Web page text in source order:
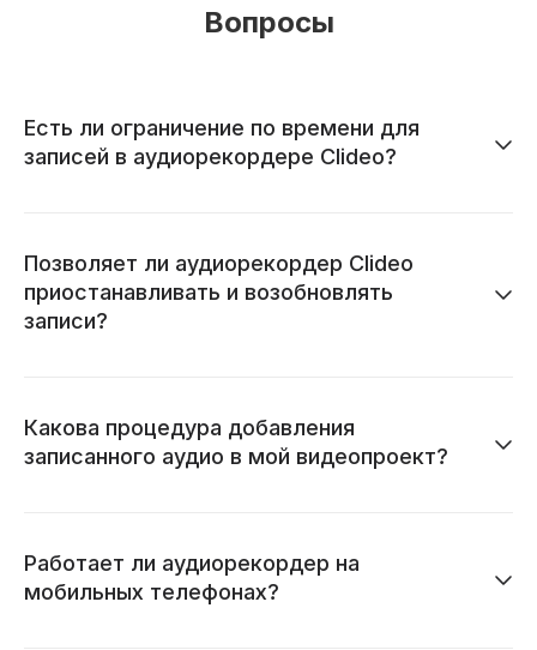
Вопросы
Есть ли ограничение по времени для
записей в аудиорекордере Clideo?
Позволяет ли аудиорекордер Clideo
приостанавливать и возобновлять
записи?
Какова процедура добавления
записанного аудио в мой видеопроект?
Работает ли аудиорекордер на
мобильных телефонах?